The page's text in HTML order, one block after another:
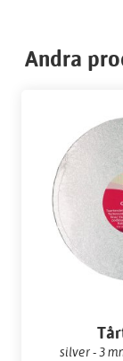
Andra
silver - 3